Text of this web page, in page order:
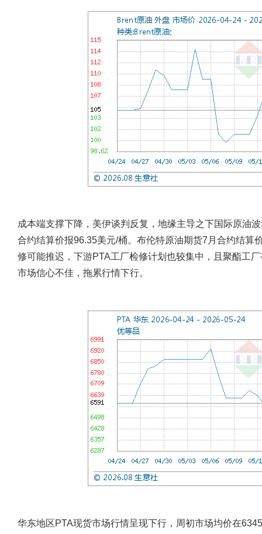
成本端支撑下降，美伊谈判反复，地缘主导之下国际原油
合约结算价报96.35美元/桶。布伦特原油期货7月合约结算
修可能推迟，下游PTA工厂检修计划也较集中，且聚酯工
市场信心不佳，拖累行情下行。
华东地区PTA现货市场行情呈现下行，周初市场均价在